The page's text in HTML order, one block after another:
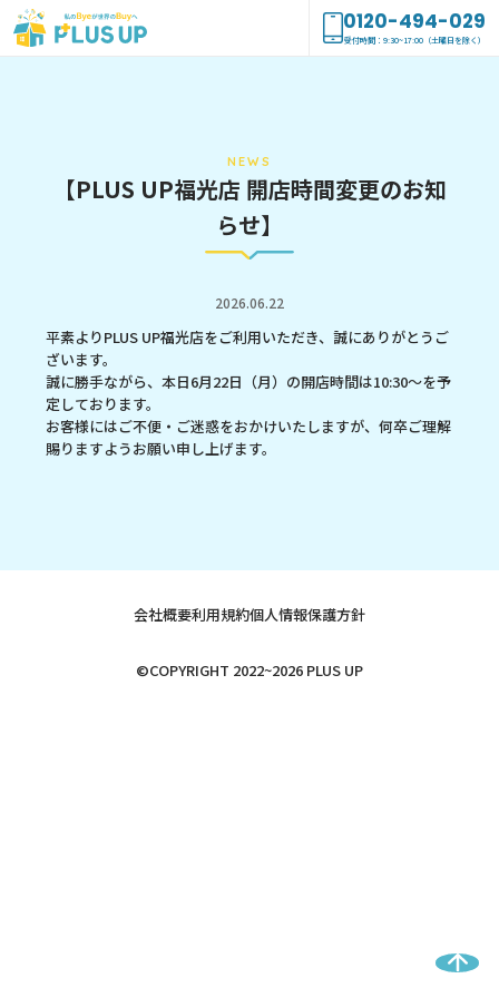
0120-494-029
受付時間：9:30~17:00（土曜日を除く）
NEWS
【PLUS UP福光店 開店時間変更のお知
らせ】
2026.06.22
平素よりPLUS UP福光店をご利用いただき、誠にありがとうご
ざいます。
誠に勝手ながら、本日6月22日（月）の開店時間は10:30～を予
定しております。
お客様にはご不便・ご迷惑をおかけいたしますが、何卒ご理解
賜りますようお願い申し上げます。
会社概要利用規約個人情報保護方針
©COPYRIGHT 2022~2026 PLUS UP